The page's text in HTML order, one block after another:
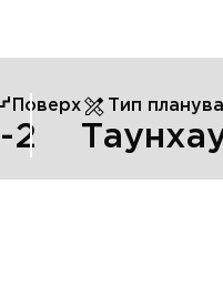
Поверх
-2
Тип